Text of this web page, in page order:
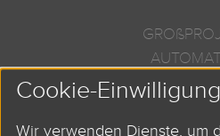
ROBOTIK
Cookie-Einwilligung
Wir verwenden Dienste, um